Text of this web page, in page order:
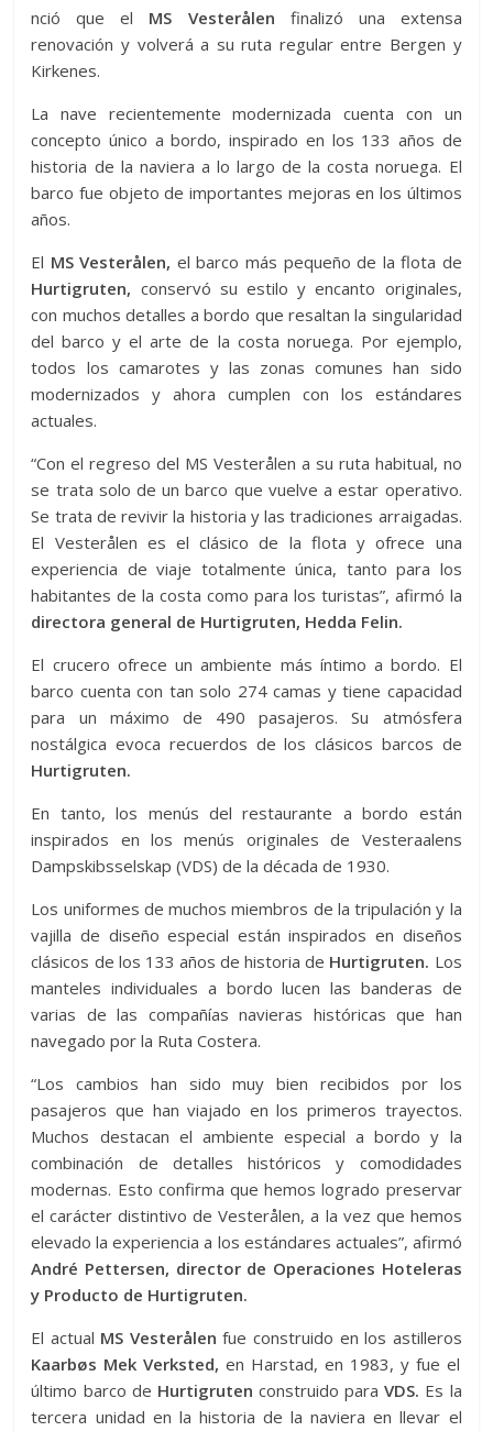
nció que el MS Vesterålen finalizó una extensa
renovación y volverá a su ruta regular entre Bergen y
Kirkenes.
La nave recientemente modernizada cuenta con un
concepto único a bordo, inspirado en los 133 años de
historia de la naviera a lo largo de la costa noruega. El
barco fue objeto de importantes mejoras en los últimos
años.
El MS Vesterålen, el barco más pequeño de la flota de
Hurtigruten, conservó su estilo y encanto originales,
con muchos detalles a bordo que resaltan la singularidad
del barco y el arte de la costa noruega. Por ejemplo,
todos los camarotes y las zonas comunes han sido
modernizados y ahora cumplen con los estándares
actuales.
“Con el regreso del MS Vesterålen a su ruta habitual, no
se trata solo de un barco que vuelve a estar operativo.
Se trata de revivir la historia y las tradiciones arraigadas.
El Vesterålen es el clásico de la flota y ofrece una
experiencia de viaje totalmente única, tanto para los
habitantes de la costa como para los turistas”, afirmó la
directora general de Hurtigruten, Hedda Felin.
El crucero ofrece un ambiente más íntimo a bordo. El
barco cuenta con tan solo 274 camas y tiene capacidad
para un máximo de 490 pasajeros. Su atmósfera
nostálgica evoca recuerdos de los clásicos barcos de
Hurtigruten.
En tanto, los menús del restaurante a bordo están
inspirados en los menús originales de Vesteraalens
Dampskibsselskap (VDS) de la década de 1930.
Los uniformes de muchos miembros de la tripulación y la
vajilla de diseño especial están inspirados en diseños
clásicos de los 133 años de historia de Hurtigruten. Los
manteles individuales a bordo lucen las banderas de
varias de las compañías navieras históricas que han
navegado por la Ruta Costera.
“Los cambios han sido muy bien recibidos por los
pasajeros que han viajado en los primeros trayectos.
Muchos destacan el ambiente especial a bordo y la
combinación de detalles históricos y comodidades
modernas. Esto confirma que hemos logrado preservar
el carácter distintivo de Vesterålen, a la vez que hemos
elevado la experiencia a los estándares actuales”, afirmó
André Pettersen, director de Operaciones Hoteleras
y Producto de Hurtigruten.
El actual MS Vesterålen fue construido en los astilleros
Kaarbøs Mek Verksted, en Harstad, en 1983, y fue el
último barco de Hurtigruten construido paraVDS. Es la
tercera unidad en la historia de la naviera en llevar el